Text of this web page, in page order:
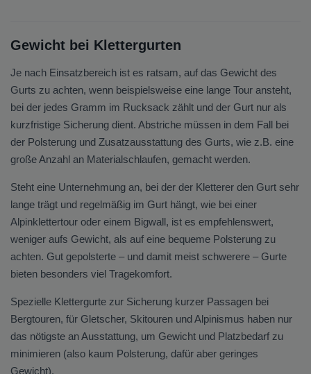
Gewicht bei Klettergurten
Je nach Einsatzbereich ist es ratsam, auf das Gewicht des
Gurts zu achten, wenn beispielsweise eine lange Tour ansteht,
bei der jedes Gramm im Rucksack zählt und der Gurt nur als
kurzfristige Sicherung dient. Abstriche müssen in dem Fall bei
der Polsterung und Zusatzausstattung des Gurts, wie z.B. eine
große Anzahl an Materialschlaufen, gemacht werden.
Steht eine Unternehmung an, bei der der Kletterer den Gurt sehr
lange trägt und regelmäßig im Gurt hängt, wie bei einer
Alpinklettertour oder einem Bigwall, ist es empfehlenswert,
weniger aufs Gewicht, als auf eine bequeme Polsterung zu
achten. Gut gepolsterte – und damit meist schwerere – Gurte
bieten besonders viel Tragekomfort.
Spezielle Klettergurte zur Sicherung kurzer Passagen bei
Bergtouren, für Gletscher, Skitouren und Alpinismus haben nur
das nötigste an Ausstattung, um Gewicht und Platzbedarf zu
minimieren (also kaum Polsterung, dafür aber geringes
Gewicht).